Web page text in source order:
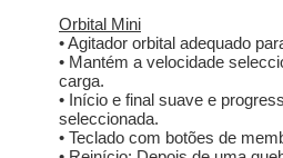
Orbital Mini
• Agitador orbital adequado
• Mantém a velocidade
carga.
• Início e final suave e
seleccionada.
• Teclado com botões de